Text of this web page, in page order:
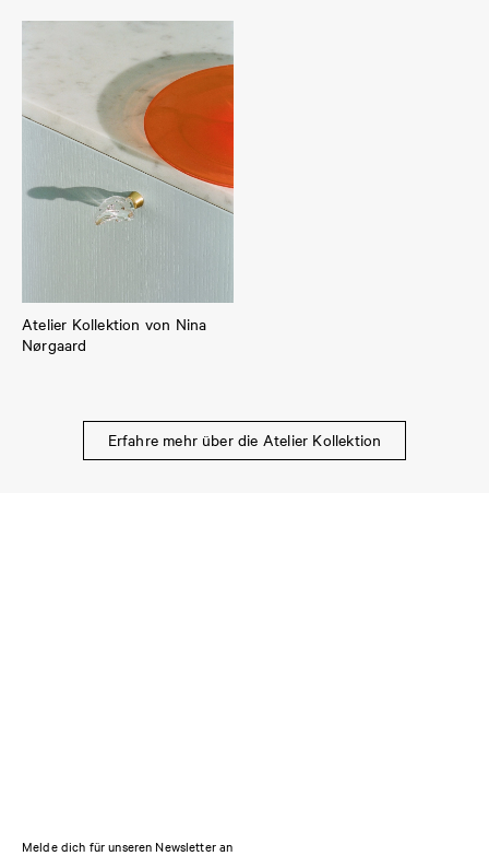
Atelier Kollektion von Nina
Nørgaard
Erfahre mehr über die Atelier Kollektion
Melde dich für unseren Newsletter an